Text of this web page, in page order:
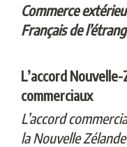
Commerce
Français de
L’accord
commerciaux
L’accord
la Nouvelle